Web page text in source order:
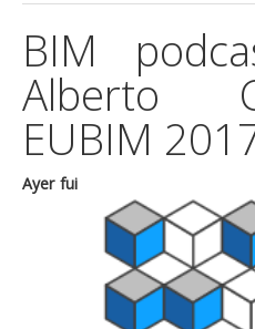
BIM
Alberto
EUBIM
Ayer fui